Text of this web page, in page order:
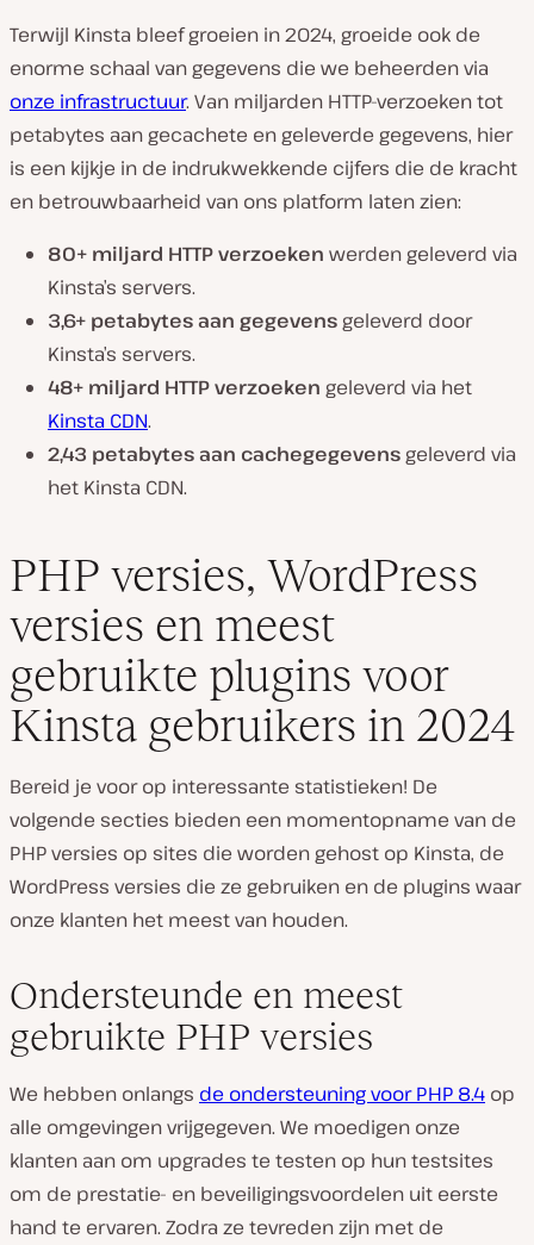
Terwijl Kinsta bleef groeien in 2024, groeide ook de
enorme schaal van gegevens die we beheerden via
onze infrastructuur. Van miljarden HTTP-verzoeken tot
petabytes aan gecachete en geleverde gegevens, hier
is een kijkje in de indrukwekkende cijfers die de kracht
en betrouwbaarheid van ons platform laten zien:
80+ miljard HTTP verzoeken werden geleverd via
Kinsta’s servers.
3,6+ petabytes aan gegevens geleverd door
Kinsta’s servers.
48+ miljard HTTP verzoeken geleverd via het
Kinsta CDN.
2,43 petabytes aan cachegegevens geleverd via
het Kinsta CDN.
PHP versies, WordPress
versies en meest
gebruikte plugins voor
Kinsta gebruikers in 2024
Bereid je voor op interessante statistieken! De
volgende secties bieden een momentopname van de
PHP versies op sites die worden gehost op Kinsta, de
WordPress versies die ze gebruiken en de plugins waar
onze klanten het meest van houden.
Ondersteunde en meest
gebruikte PHP versies
We hebben onlangs de ondersteuning voor PHP 8.4 op
alle omgevingen vrijgegeven. We moedigen onze
klanten aan om upgrades te testen op hun testsites
om de prestatie- en beveiligingsvoordelen uit eerste
hand te ervaren. Zodra ze tevreden zijn met de